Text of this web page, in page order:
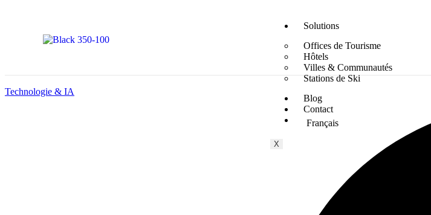
Solutions
Offices de Tourisme
Hôtels
Villes & Communautés
Stations de Ski
Blog
Contact
Français
X
Technologie & IA